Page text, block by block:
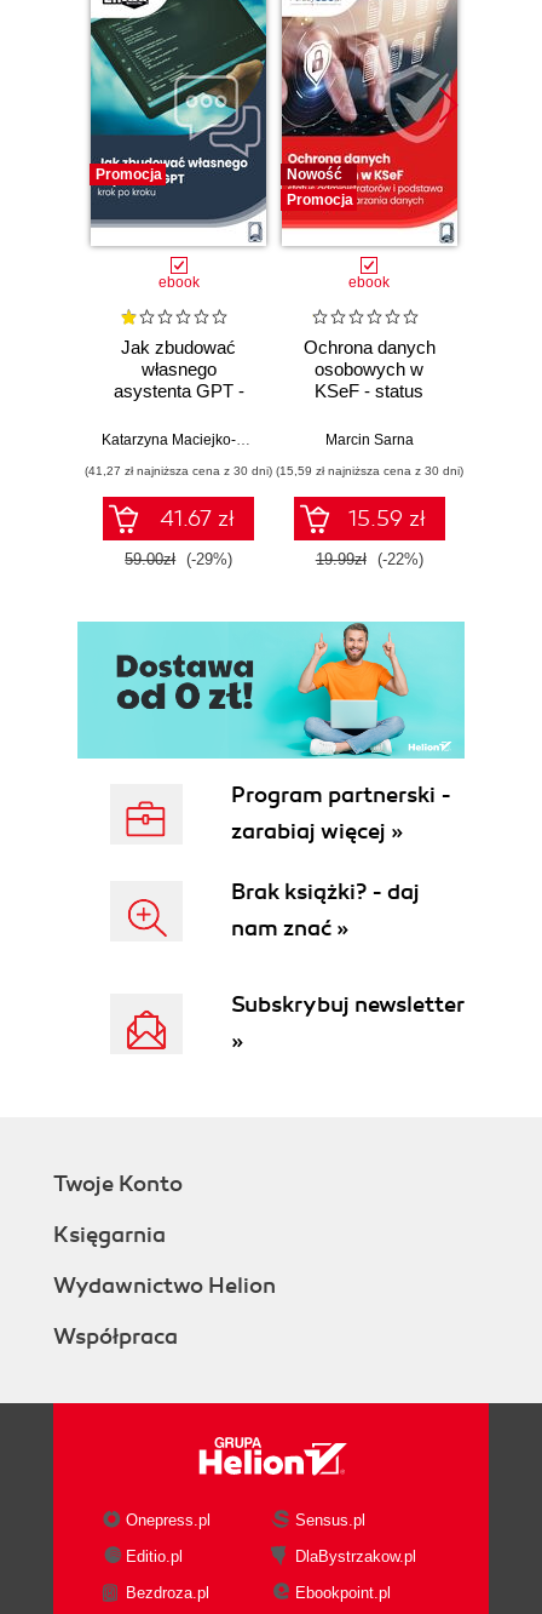
Promocja
ebook
Jak zbudować
własnego
asystenta GPT -
(41,27 zł najniższa cena z 30 dni)
41.67 zł
59.00zł (-29%)
Nowość
Promocja
ebook
Ochrona danych
osobowych w
KSeF - status
podstawa prawna
danych
Marcin Sarna
(15,59 zł najniższa cena z 30 dni)
15.59 zł
19.99zł (-22%)
Program partnerski -
zarabiaj więcej »
Brak książki? - daj
nam znać »
Subskrybuj newsletter
»
Twoje Konto
Księgarnia
Wydawnictwo Helion
Współpraca
Onepress.pl
Sensus.pl
Editio.pl
DlaBystrzakow.pl
Bezdroza.pl
Ebookpoint.pl